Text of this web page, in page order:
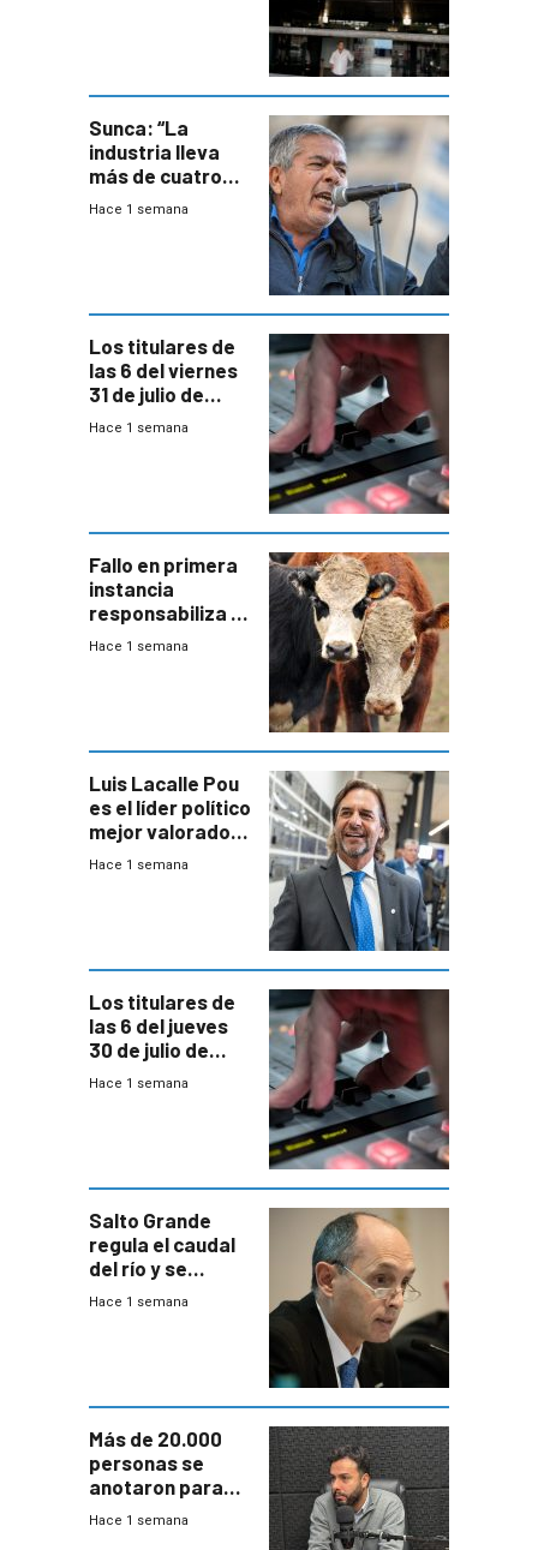
Sunca: “La
industria lleva
más de cuatro
meses sin
Hace 1 semana
Los titulares de
las 6 del viernes
31 de julio de
2026
Hace 1 semana
Fallo en primera
instancia
responsabiliza al
Estado por falta
Hace 1 semana
Luis Lacalle Pou
es el líder político
mejor valorado
del país, según
Hace 1 semana
Los titulares de
las 6 del jueves
30 de julio de
2026
Hace 1 semana
Salto Grande
regula el caudal
del río y se
prepara para un
Hace 1 semana
Más de 20.000
personas se
anotaron para
las pruebas
Hace 1 semana